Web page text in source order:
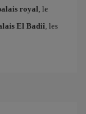
royal, le
El Badiî, les